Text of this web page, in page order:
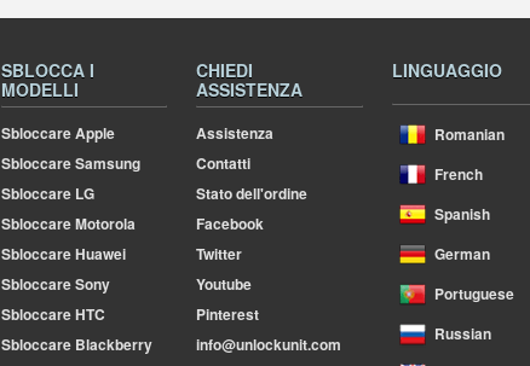
SBLOCCA I
MODELLI
Sbloccare Apple
Sbloccare Samsung
Sbloccare LG
Sbloccare Motorola
Sbloccare Huawei
Sbloccare Sony
Sbloccare HTC
Sbloccare Blackberry
CHIEDI
ASSISTENZA
Assistenza
Contatti
Stato dell'ordine
Facebook
Twitter
Youtube
Pinterest
info@unlockunit.com
LINGUAGGIO
Romanian
French
Spanish
German
Portuguese
Russian